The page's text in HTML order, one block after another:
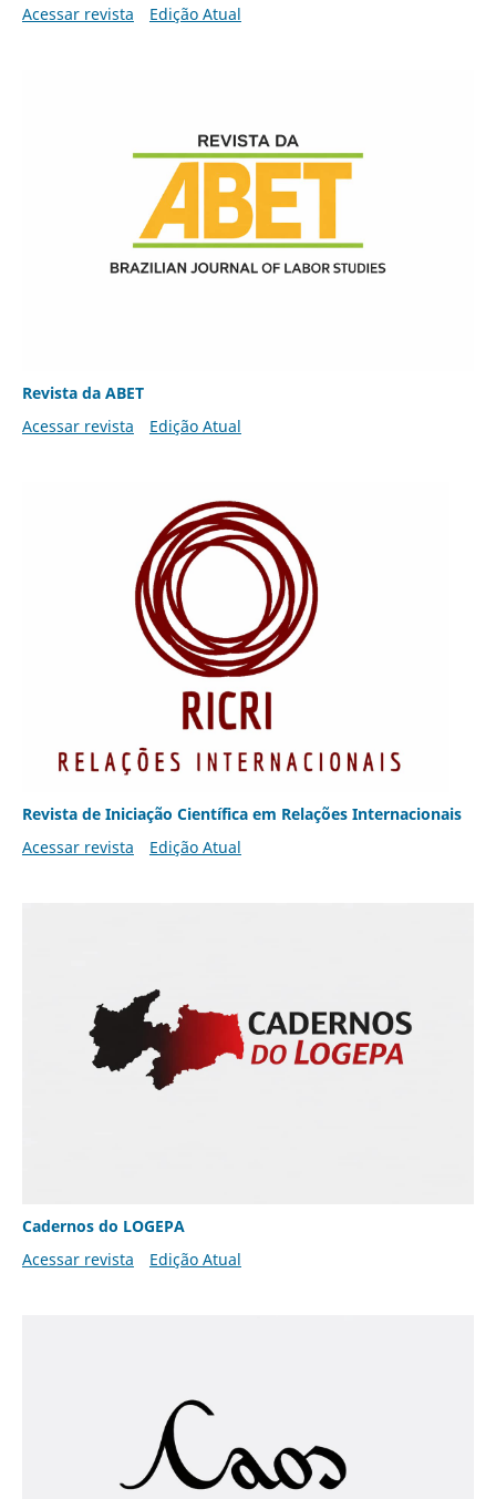
Acessar revista Edição Atual
Revista da ABET
Acessar revista
Edição Atual
Revista de Iniciação Científica em Relações Internacionais
Acessar revista
Edição Atual
Cadernos do LOGEPA
Acessar revista
Edição Atual